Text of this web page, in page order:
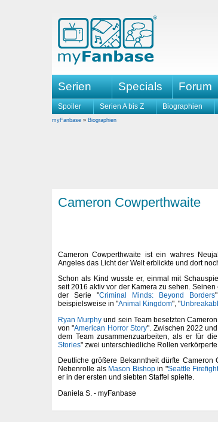
Serien Specials Forum
Spoiler Serien A bis Z Biographien
myFanbase » Biographien
Cameron Cowperthwaite
Cameron Cowperthwaite ist ein wahres
Angeles das Licht der Welt erblickte und dort
Schon als Kind wusste er, einmal mit
seit 2016 aktiv vor der Kamera zu sehen.
der Serie "Criminal Minds: Beyond Borders
beispielsweise in "Animal Kingdom", "
Ryan Murphy und sein Team besetzten
von "American Horror Story". Zwischen 2022
dem Team zusammenzuarbeiten, als er für
Stories" zwei unterschiedliche Rollen
Deutliche größere Bekanntheit dürfte
Nebenrolle als Mason Bishopin "Seattle
er in der ersten und siebten Staffel spielte.
Daniela S. - myFanbase